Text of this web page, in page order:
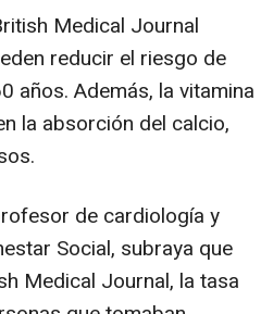
Medical Journal
reducir el riesgo de
años. Además, la vitamina
la absorción del calcio,
de cardiología y
Social, subraya que
Medical Journal, la tasa